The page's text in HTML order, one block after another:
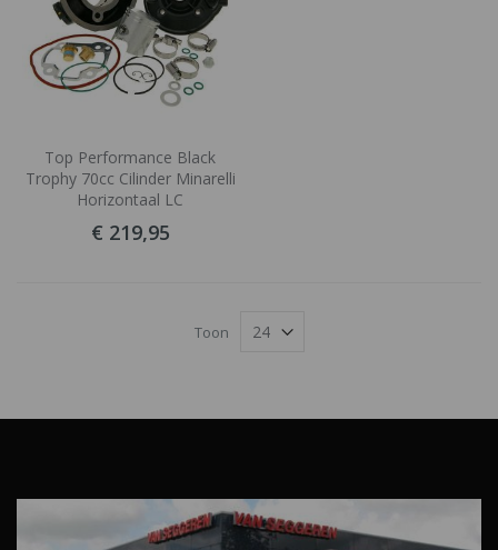
Top Performance Black
Trophy 70cc Cilinder Minarelli
Horizontaal LC
€ 219,95
Toon